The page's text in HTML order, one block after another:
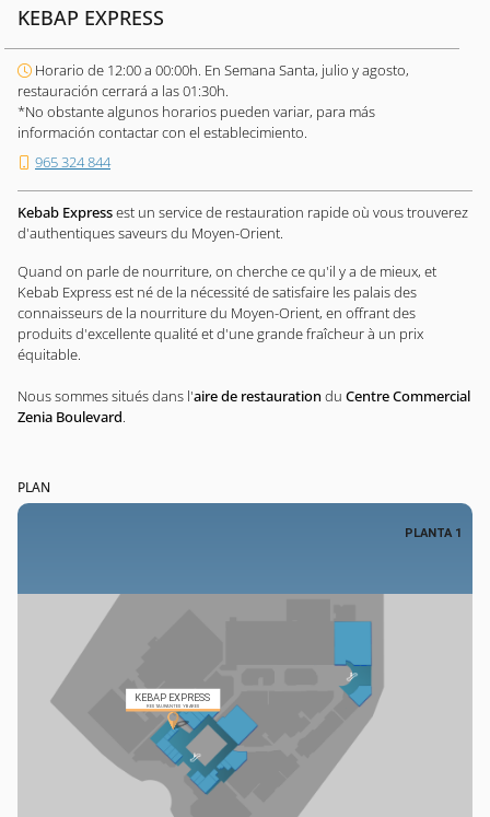
KEBAP EXPRESS
Horario de 12:00 a 00:00h. En Semana Santa, julio y agosto,
restauración cerrará a las 01:30h.
*No obstante algunos horarios pueden variar, para más
información contactar con el establecimiento.
965 324 844
Kebab Expressest un service de restauration rapide où vous trouverez
d'authentiques saveurs du Moyen-Orient.
Quand on parle de nourriture, on cherche ce qu'il y a de mieux, et
Kebab Express est né de la nécessité de satisfaire les palais des
connaisseurs de la nourriture du Moyen-Orient, en offrant des
produits d'excellente qualité et d'une grande fraîcheur à un prix
équitable.
Nous sommes situés dans l'aire de restauration du Centre Commercial
Zenia Boulevard.
PLAN